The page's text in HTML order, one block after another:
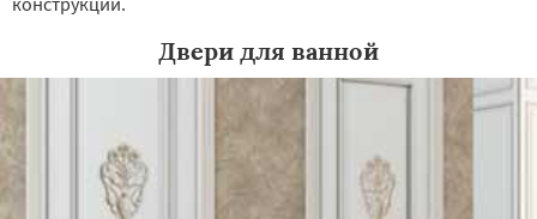
Двери для ванной